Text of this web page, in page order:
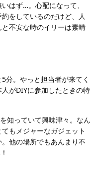
はず…。心配になって、
をしているのだけど、人
不安な時のイリーは素晴
分。やっと担当者が来てく
がDIYに参加したときの特
知っていて興味津々。なん
もメジャーなガジェット
他の場所でもあんまり不